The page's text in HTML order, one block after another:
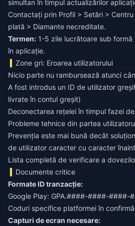
simultan în timpul actualizărilor
Contactați prin Profil > Setări >
plată > Diamante necreditate.
Termen: 1-5 zile lucrătoare sub
în aplicație.
Zone gri: Eroarea utilizatorului
Nicio parte nu rambursează atunci
A fost introdus un ID de utilizator
livrate în contul greșit)
Deconectarea rețelei în timpul fazei
Probleme tehnice din partea
Prevenția este mai bună decât
de utilizator caracter cu caracter
Lista completă de verificare a
Documente critice
Formate ID tranzacție:
Google Play: GPA.####-####-####-
Coduri specifice platformei în
Capturi de ecran necesare: